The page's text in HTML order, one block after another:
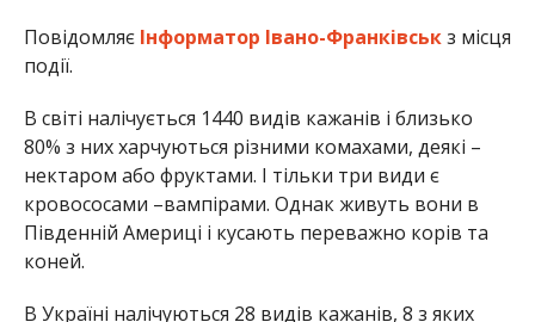
Повідомляє Інформатор Івано-Франківськз місця
події.
В світі налічується 1440 видів кажанів і близько
80% з них харчуються різними комахами, деякі –
нектаром або фруктами. І тільки три види є
кровососами –вампірами. Однак живуть вони в
Південній Америці і кусають переважно корів та
коней.
В Україні налічуються 28 видів кажанів, 8 з яких